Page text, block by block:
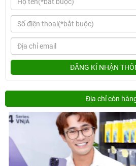
ĐĂNG KÍ NHẬN
Địa chỉ còn